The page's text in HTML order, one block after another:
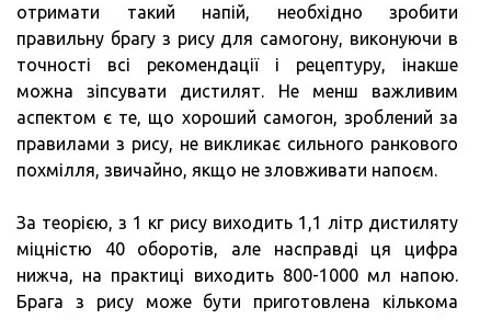
отримати такий напій, необхідно зробити
правильну брагу з рису для самогону, виконуючи в
точності всі рекомендації і рецептуру, інакше
можна зіпсувати дистилят. Не менш важливим
аспектом є те, що хороший самогон, зроблений за
правилами з рису, не викликає сильного ранкового
похмілля, звичайно, якщо не зловживати напоєм.
За теорією, з 1 кг рису виходить 1,1 літр дистиляту
міцністю 40 оборотів, але насправді ця цифра
нижча, на практиці виходить 800-1000 мл напою.
Брага з рису може бути приготовлена кількома